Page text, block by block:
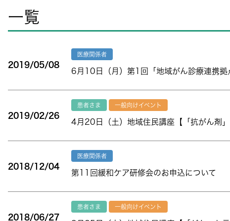
一覧
2019/05/08
医療関係者
6月10日（月）第1回「地域がん診療連携拠
2019/02/26
患者さま 一般向けイベント
4月20日（土）地域住民講座【「抗がん剤
2018/12/04
医療関係者
第11回緩和ケア研修会のお申込について
2018/06/27
患者さま 一般向けイベント